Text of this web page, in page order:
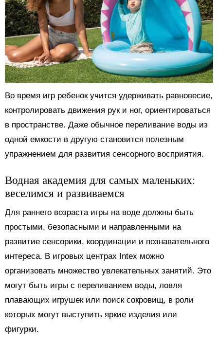
Во время игр ребенок учится удерживать равновесие,
контролировать движения рук и ног, ориентироваться
в пространстве. Даже обычное переливание воды из
одной емкости в другую становится полезным
упражнением для развития сенсорного восприятия.
Водная академия для самых маленьких:
веселимся и развиваемся
Для раннего возраста игры на воде должны быть
простыми, безопасными и направленными на
развитие сенсорики, координации и познавательного
интереса. В игровых центрах Intex можно
организовать множество увлекательных занятий. Это
могут быть игры с переливанием воды, ловля
плавающих игрушек или поиск сокровищ, в роли
которых могут выступить яркие изделия или
фигурки.